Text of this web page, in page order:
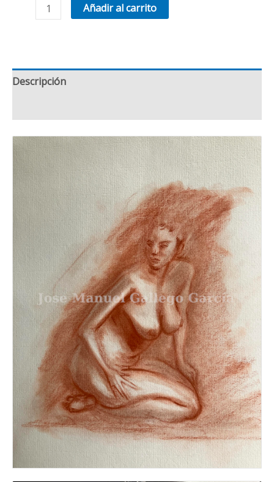
mujer
hecho
papel
verjurado
cantidad
Añadir al carrito
Descripción